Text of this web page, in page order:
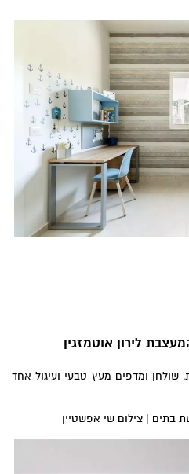
לירון אוטמזגין
שולחן ומדפים מעץ טבעי ועיגול אחד
בתים | צילום שי אפשטיין